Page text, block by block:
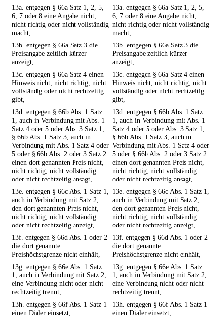
13a. entgegen § 66a Satz 1, 2, 5,
6, 7 oder 8 eine Angabe nicht,
nicht richtig oder nicht vollständig
macht,
13a. entgegen § 66a Satz 1, 2, 5,
6, 7 oder 8 eine Angabe nicht,
nicht richtig oder nicht vollständig
macht,
13b. entgegen § 66a Satz 3 die
Preisangabe zeitlich kürzer
anzeigt,
13b. entgegen § 66a Satz 3 die
Preisangabe zeitlich kürzer
anzeigt,
13c. entgegen § 66a Satz 4 einen
Hinweis nicht, nicht richtig, nicht
vollständig oder nicht rechtzeitig
gibt,
13c. entgegen § 66a Satz 4 einen
Hinweis nicht, nicht richtig, nicht
vollständig oder nicht rechtzeitig
gibt,
13d. entgegen § 66b Abs. 1 Satz
1, auch in Verbindung mit Abs. 1
Satz 4 oder 5 oder Abs. 3 Satz 1,
§ 66b Abs. 1 Satz 3, auch in
Verbindung mit Abs. 1 Satz 4 oder
5 oder § 66b Abs. 2 oder 3 Satz 2
einen dort genannten Preis nicht,
nicht richtig, nicht vollständig
oder nicht rechtzeitig ansagt,
13d. entgegen § 66b Abs. 1 Satz
1, auch in Verbindung mit Abs. 1
Satz 4 oder 5 oder Abs. 3 Satz 1,
§ 66b Abs. 1 Satz 3, auch in
Verbindung mit Abs. 1 Satz 4 oder
5 oder § 66b Abs. 2 oder 3 Satz 2
einen dort genannten Preis nicht,
nicht richtig, nicht vollständig
oder nicht rechtzeitig ansagt,
13e. entgegen § 66c Abs. 1 Satz 1,
auch in Verbindung mit Satz 2,
den dort genannten Preis nicht,
nicht richtig, nicht vollständig
oder nicht rechtzeitig anzeigt,
13e. entgegen § 66c Abs. 1 Satz 1,
auch in Verbindung mit Satz 2,
den dort genannten Preis nicht,
nicht richtig, nicht vollständig
oder nicht rechtzeitig anzeigt,
13f. entgegen § 66d Abs. 1 oder 2
die dort genannte
Preishöchstgrenze nicht einhält,
13f. entgegen § 66d Abs. 1 oder 2
die dort genannte
Preishöchstgrenze nicht einhält,
13g. entgegen § 66e Abs. 1 Satz
1, auch in Verbindung mit Satz 2,
eine Verbindung nicht oder nicht
rechtzeitig trennt,
13g. entgegen § 66e Abs. 1 Satz
1, auch in Verbindung mit Satz 2,
eine Verbindung nicht oder nicht
rechtzeitig trennt,
13h. entgegen § 66f Abs. 1 Satz 1
einen Dialer einsetzt,
13h. entgegen § 66f Abs. 1 Satz 1
einen Dialer einsetzt,